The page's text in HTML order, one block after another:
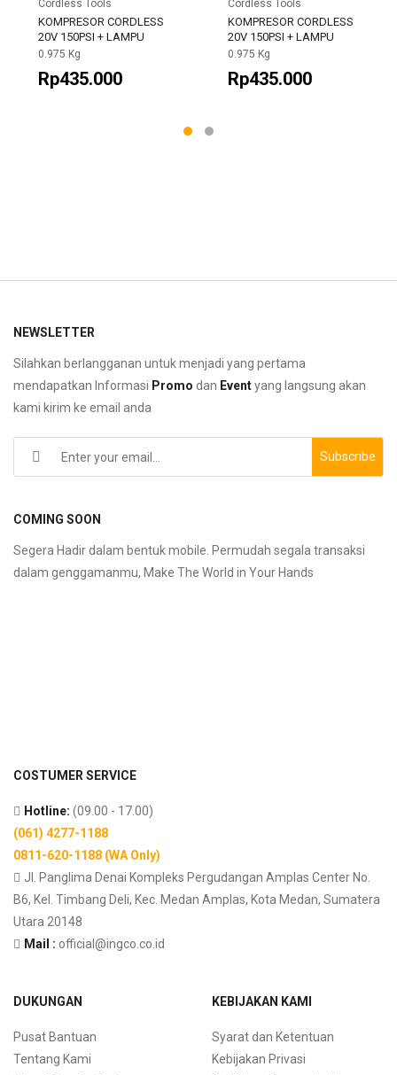
Cordless Tools
KOMPRESOR CORDLESS
20V 150PSI + LAMPU
0.975 Kg
Rp435.000
Cordless Tools
KOMPRESOR CORDLESS
20V 150PSI + LAMPU
0.975 Kg
Rp435.000
NEWSLETTER
Silahkan berlangganan untuk menjadi yang pertama
mendapatkan Informasi Promo dan Eventyang langsung akan
kami kirim ke email anda
Subscribe
COMING SOON
Segera Hadir dalam bentuk mobile. Permudah segala transaksi
dalam genggamanmu, Make The World in Your Hands
COSTUMER SERVICE
Hotline: (09.00 - 17.00)
(061) 4277-1188
0811-620-1188 (WA Only)
Jl. Panglima Denai Kompleks Pergudangan Amplas Center No.
B6, Kel. Timbang Deli, Kec. Medan Amplas, Kota Medan, Sumatera
Utara 20148
Mail : official@ingco.co.id
DUKUNGAN
Pusat Bantuan
Tentang Kami
KEBIJAKAN KAMI
Syarat dan Ketentuan
Kebijakan Privasi